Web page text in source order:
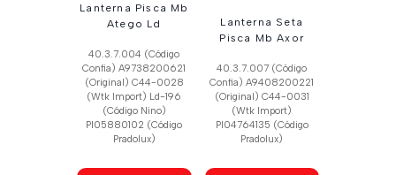
Lanterna Pisca Mb
Atego Ld
40.3.7.004 (Código
Confia) A9738200621
(Original) C44-0028
(Wtk Import) Ld-196
(Código Nino)
Pl05880102 (Código
Pradolux)
Lanterna Seta
Pisca Mb Axor
40.3.7.007 (Código
Confia) A9408200221
(Original) C44-0031
(Wtk Import)
Pl04764135 (Código
Pradolux)